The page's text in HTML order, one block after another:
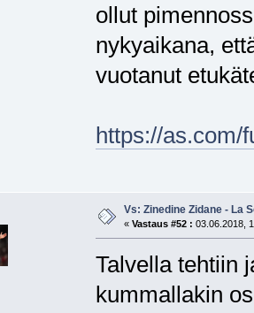
ollut
nykyaikana,
vuotanut
https://as.com/
Vs: Zinedine Zidane - La
« Vastaus #52 : 03.06.2018,
Talvella tehtiin
kummallakin